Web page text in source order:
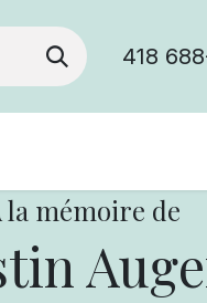
418
la mémoire de